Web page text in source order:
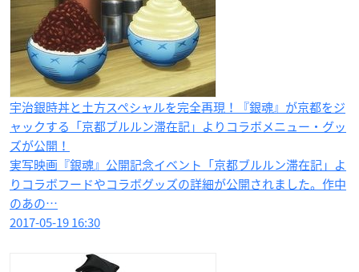
宇治銀時丼と土方スペシャルを完全再現！『銀魂』が京都をジ
ャックする「京都ブルルン滞在記」よりコラボメニュー・グッ
ズが公開！
実写映画『銀魂』公開記念イベント「京都ブルルン滞在記」よ
りコラボフードやコラボグッズの詳細が公開されました。作中
のあの…
2017-05-19 16:30